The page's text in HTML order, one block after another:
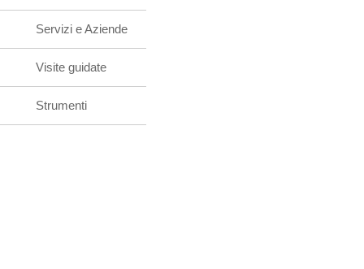
Servizi e Aziende
Visite guidate
Strumenti